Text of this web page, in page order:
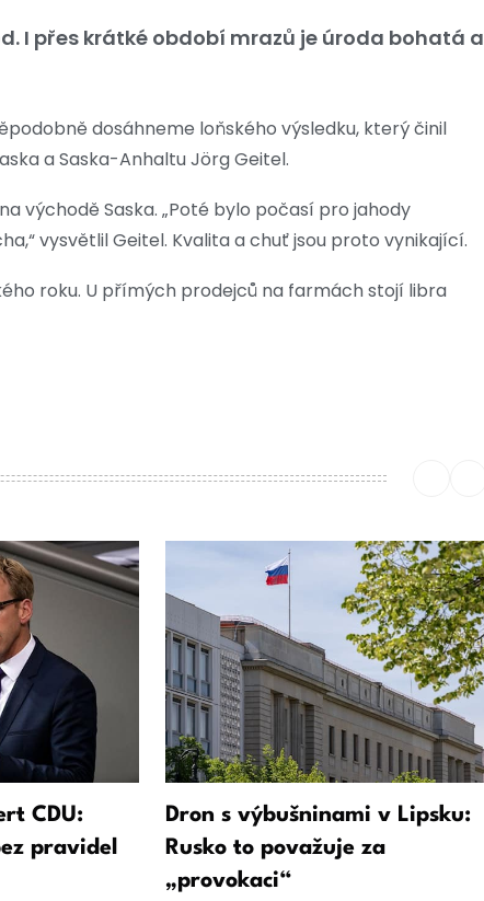
I přes krátké období mrazů je úroda bohatá a
dosáhneme loňského výsledku, který činil
a Saska-Anhaltu Jörg Geitel.
východě Saska. „Poté bylo počasí pro jahody
vysvětlil Geitel. Kvalita a chuť jsou proto vynikající.
roku. U přímých prodejců na farmách stojí libra
CDU:
pravidel
Dron s výbušninami v Lipsku:
Rusko to považuje za
„provokaci“